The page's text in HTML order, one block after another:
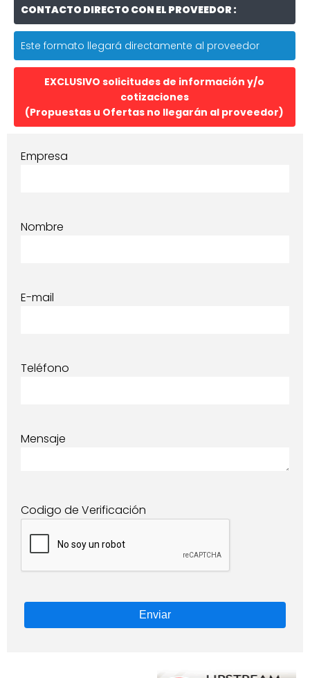
CONTACTO DIRECTO CON EL PROVEEDOR :
Este formato llegará directamente al proveedor
EXCLUSIVO solicitudes de información y/o
cotizaciones
(Propuestas u Ofertas no llegarán al proveedor)
Empresa
Nombre
E-mail
Teléfono
Mensaje
Codigo de Verificación
Enviar